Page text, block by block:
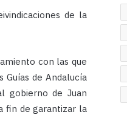
de la
con las que
Guías de Andalucía
gobierno de Juan
fin de garantizar la